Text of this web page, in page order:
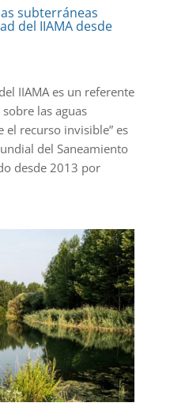
subterráneas
del IIAMA desde
IIAMA es un referente
las aguas
el recurso invisible” es
del Saneamiento
desde 2013 por